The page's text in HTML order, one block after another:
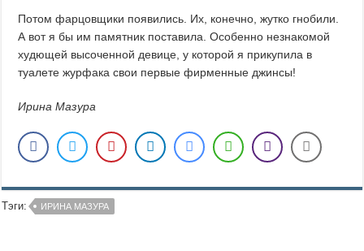
Потом фарцовщики появились. Их, конечно, жутко гнобили.
А вот я бы им памятник поставила. Особенно незнакомой
худющей высоченной девице, у которой я прикупила в
туалете журфака свои первые фирменные джинсы!
Ирина Мазура
Тэги: ИРИНА МАЗУРА